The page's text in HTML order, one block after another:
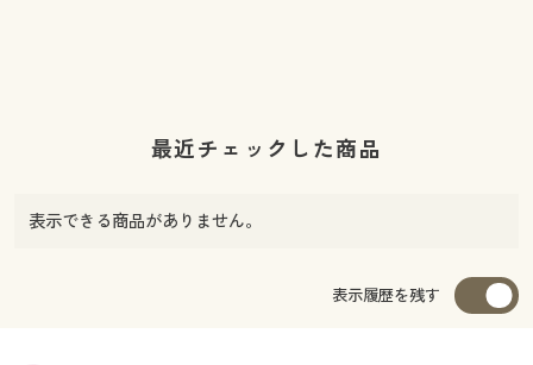
最近チェックした商品
表示できる商品がありません。
表示履歴を残す